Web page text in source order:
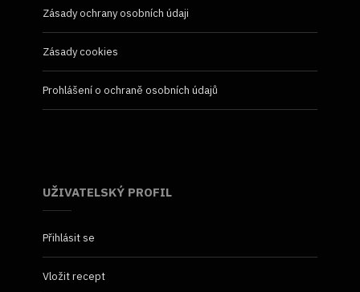
Zásady ochrany osobních údaji
Zásady cookies
Prohlášení o ochraně osobních údajů
UŽIVATELSKÝ PROFIL
Přihlásit se
Vložit recept